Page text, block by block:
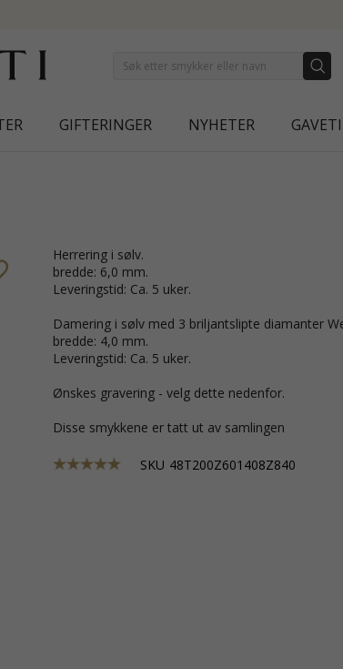
GIFTERINGER NYHETER
Herrering i sølv.
bredde: 6,0 mm.
Leveringstid: Ca. 5 uker.
Damering i sølv med 3 briljantslipte diamanter
bredde: 4,0 mm.
Leveringstid: Ca. 5 uker.
Ønskes gravering - velg dette nedenfor.
Disse smykkene er tatt ut av samlingen
SKU 48T200Z601408Z840